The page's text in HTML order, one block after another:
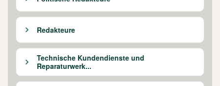
Redakteure
Technische Kundendienste und
Reparaturwerk...